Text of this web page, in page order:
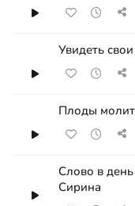
Увидеть
Плоды
Слово в
Сирина